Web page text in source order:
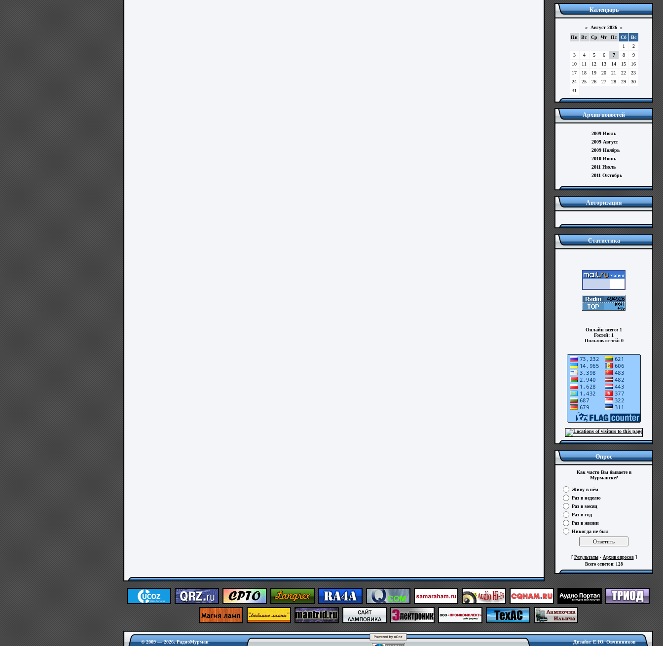
Календарь
« Август 2026 »
Пн
Вт Ср Чт Пт Сб
Вс
1
2
3
4 5 6 7 8
9
10
11 12 13 14 15
16
17
18 19 20 21 22
23
24
25 26 27 28 29
30
31
Архив новостей
2009 Июль
2009 Август
2009 Ноябрь
2010 Июнь
2011 Июль
2011 Октябрь
Авторизация
Статистика
Онлайн всего: 1
Гостей: 1
Пользователей: 0
Опрос
Как часто Вы бываете в
Мурманске?
Живу в нём
Раз в неделю
Раз в месяц
Раз в год
Раз в жизни
Никогда не был
[ Результаты· Архив опросов]
Всего ответов: 128
© 2009 — 2026, РадиоМурман Дизайн: Е.Ю. Овчинников